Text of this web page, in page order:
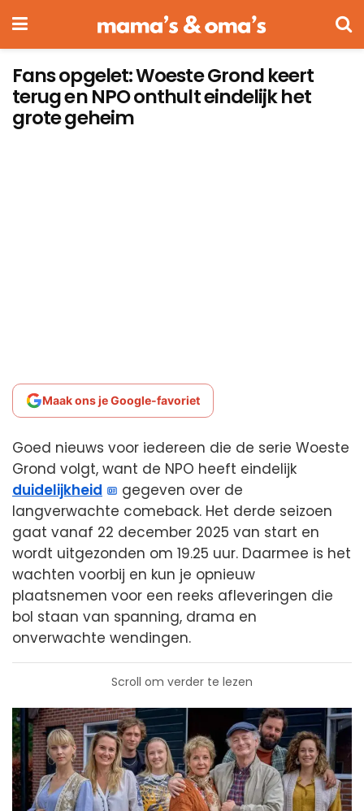
Fans opgelet: Woeste Grond keert
terug en NPO onthult eindelijk het
grote geheim
Maak ons je Google-favoriet
Goed nieuws voor iedereen die de serie Woeste
Grond volgt, want de NPO heeft eindelijk
duidelijkheid
gegeven over de
langverwachte comeback. Het derde seizoen
gaat vanaf 22 december 2025 van start en
wordt uitgezonden om 19.25 uur. Daarmee is het
wachten voorbij en kun je opnieuw
plaatsnemen voor een reeks afleveringen die
bol staan van spanning, drama en
onverwachte wendingen.
Scroll om verder te lezen